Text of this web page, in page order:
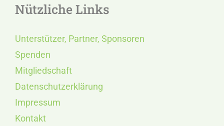
Nützliche Links
Unterstützer, Partner, Sponsoren
Spenden
Mitgliedschaft
Datenschutzerklärung
Impressum
Kontakt